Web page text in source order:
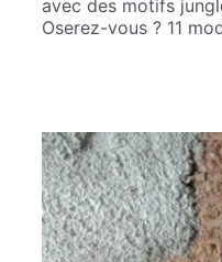
avec des motifs
Oserez-vous ? 11